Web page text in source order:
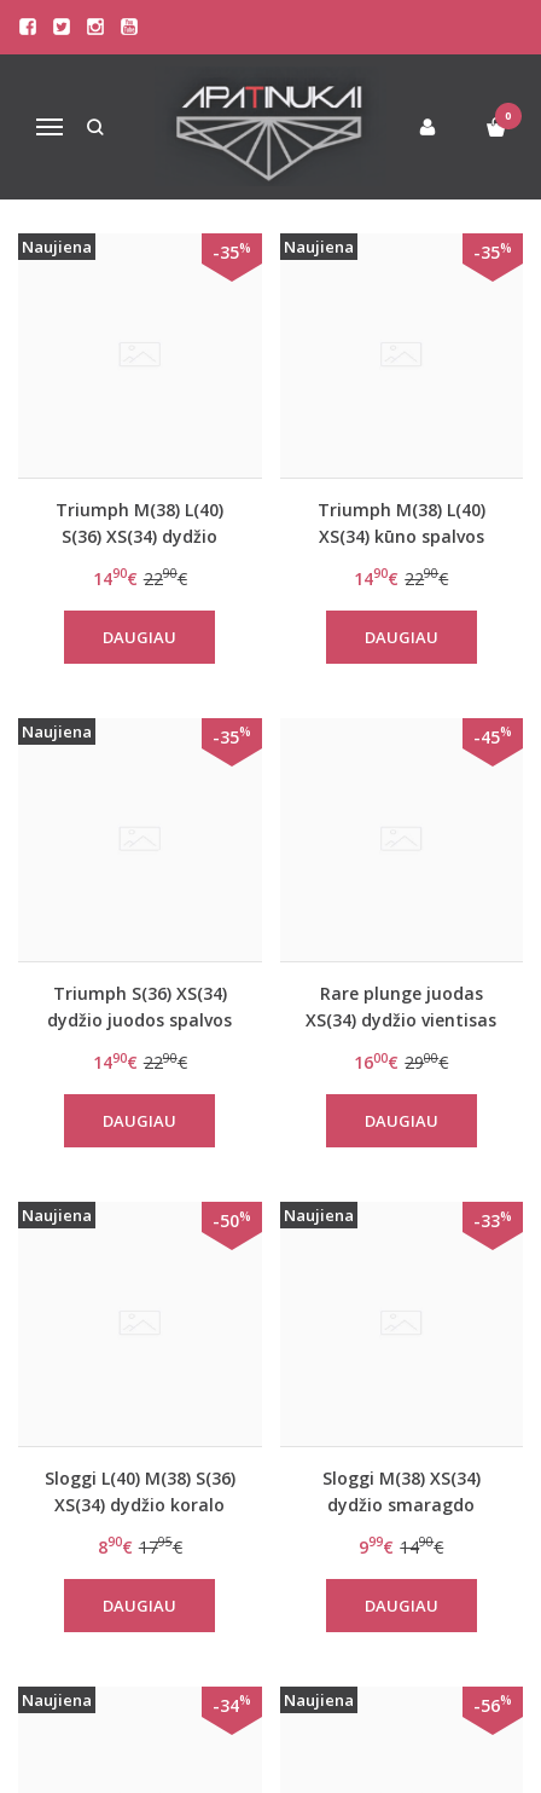
Navigacija
0
PREKIŲ PAIEŠKA - XS(34)
Prekių paieška
Naujiena -35%
Triumph M(38) L(40)
S(36) XS(34) dydžio
sportinė liemenėlė
OXYGENE Infinite Soft
Bra
1490€ 2290€
DAUGIAU
Naujiena -35%
Triumph M(38) L(40)
XS(34) kūno spalvos
OXYGENE Infinite Soft
Bra
1490€ 2290€
DAUGIAU
Naujiena -35%
Triumph S(36) XS(34)
dydžio juodos spalvos
OXYGENE H Soft Bra
1490€ 2290€
DAUGIAU
-45%
Rare plunge juodas
XS(34) dydžio vientisas
1600€ 2900€
DAUGIAU
Naujiena -50%
Sloggi L(40) M(38) S(36)
XS(34) dydžio koralo
gifiūrinės kelnaitės Zero
Lace H Hipster
890€ 1795€
DAUGIAU
Naujiena -33%
Sloggi M(38) XS(34)
dydžio smaragdo
gipiūrinės kelnaitės
Zero Lace Short
999€ 1490€
DAUGIAU
Naujiena -34% Naujiena -56%